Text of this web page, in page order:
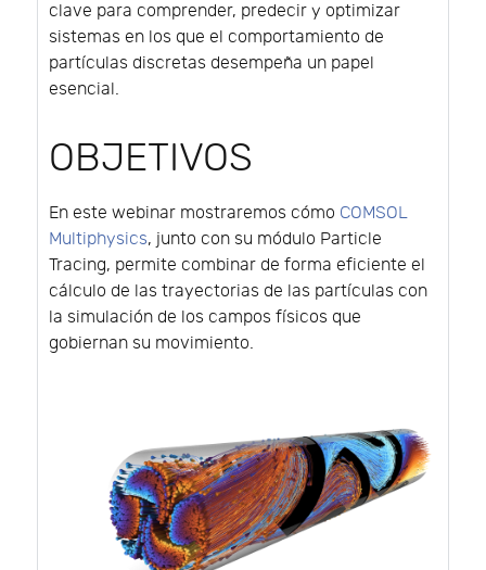
clave para comprender, predecir y optimizar
sistemas en los que el comportamiento de
partículas discretas desempeña un papel
esencial.
OBJETIVOS
En este webinar mostraremos cómo COMSOL
Multiphysics, junto con su módulo Particle
Tracing, permite combinar de forma eficiente el
cálculo de las trayectorias de las partículas con
la simulación de los campos físicos que
gobiernan su movimiento.